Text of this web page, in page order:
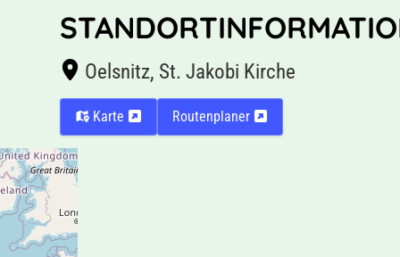
Oelsnitz, St. Jakobi Kirche
Karte Routenplaner